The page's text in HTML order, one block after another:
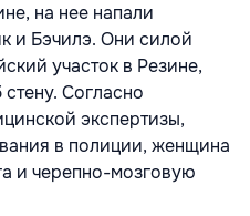
на нее напали
и Бэчилэ. Они силой
участок в Резине,
Согласно
экспертизы,
в полиции, женщина
и черепно-мозговую